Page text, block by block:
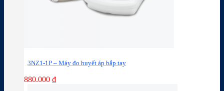
3NZ1-1P – Máy đo huyết áp bắp tay
880.000 ₫